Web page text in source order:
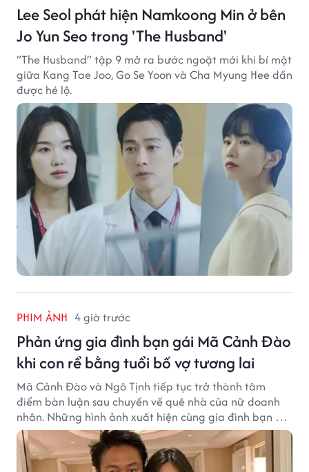
Lee Seol phát hiện Namkoong Min ở bên
Jo Yun Seo trong 'The Husband'
“The Husband” tập 9 mở ra bước ngoặt mới khi bí mật
giữa Kang Tae Joo, Go Se Yoon và Cha Myung Hee dần
được hé lộ.
PHIM ẢNH 4 giờ trước
Phản ứng gia đình bạn gái Mã Cảnh Đào
khi con rể bằng tuổi bố vợ tương lai
Mã Cảnh Đào và Ngô Tịnh tiếp tục trở thành tâm
điểm bàn luận sau chuyến về quê nhà của nữ doanh
nhân. Những hình ảnh xuất hiện cùng gia đình bạn gái
Mã Cảnh Đào đang thu hút sự quan tâm trên mạng
xã hội.